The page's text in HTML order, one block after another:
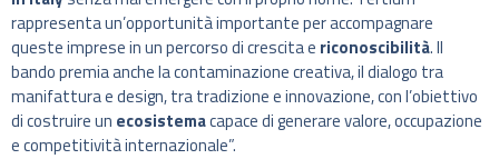
rappresenta un’opportunità importante per accompagnare
queste imprese in un percorso di crescita e riconoscibilità. Il
bando premia anche la contaminazione creativa, il dialogo tra
manifattura e design, tra tradizione e innovazione, con l’obiettivo
di costruire un ecosistemacapace di generare valore, occupazione
e competitività internazionale”.